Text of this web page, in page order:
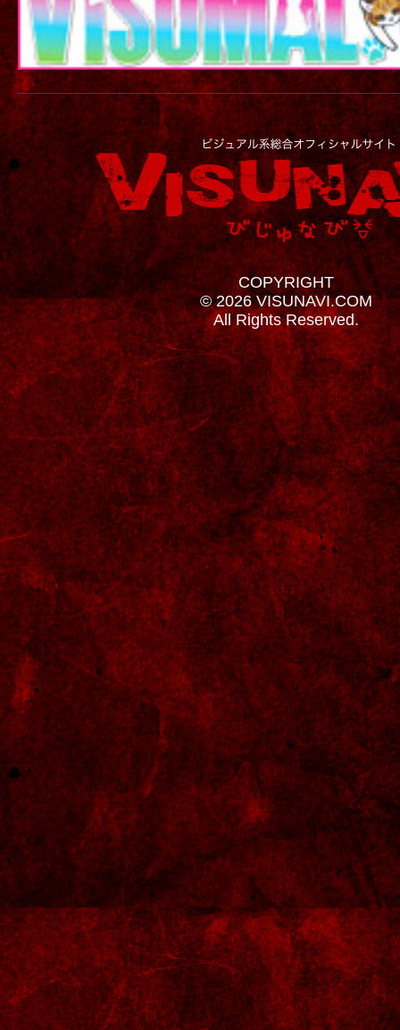
COPYRIGHT
© 2026 VISUNAVI.COM
All Rights Reserved.